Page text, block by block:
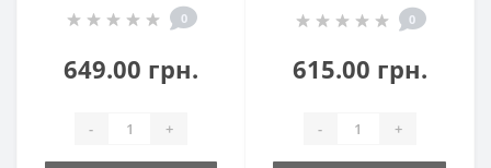
0
649.00 грн.
- +
0
615.00 грн.
- +